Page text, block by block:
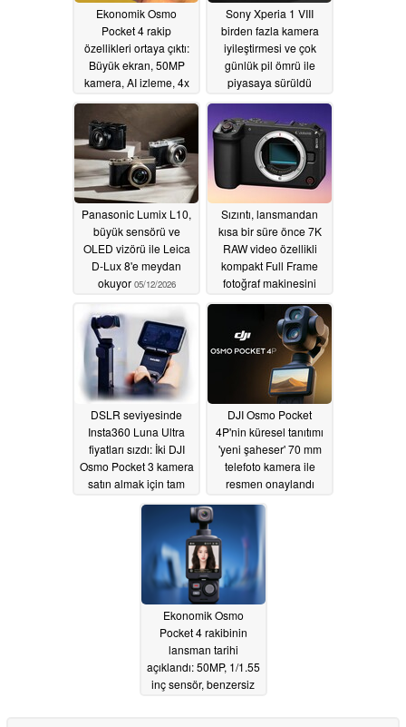
Ekonomik Osmo
Pocket 4 rakip
özellikleri ortaya çıktı:
Büyük ekran, 50MP
kamera, AI izleme, 4x
Sony Xperia 1 VIII
birden fazla kamera
iyileştirmesi ve çok
günlük pil ömrü ile
piyasaya sürüldü
05/13/2026
Panasonic Lumix L10,
büyük sensörü ve
OLED vizörü ile Leica
D-Lux 8'e meydan
okuyor 05/12/2026
Sızıntı, lansmandan
kısa bir süre önce 7K
RAW video özellikli
kompakt Full Frame
fotoğraf makinesini
05/12/2026
DSLR seviyesinde
Insta360 Luna Ultra
fiyatları sızdı: İki DJI
Osmo Pocket 3 kamera
satın almak için tam
05/12/2026
DJI Osmo Pocket
4P'nin küresel tanıtımı
'yeni şaheser' 70 mm
telefoto kamera ile
resmen onaylandı
05/12/2026
Ekonomik Osmo
Pocket 4 rakibinin
lansman tarihi
açıklandı: 50MP, 1/1.55
inç sensör, benzersiz